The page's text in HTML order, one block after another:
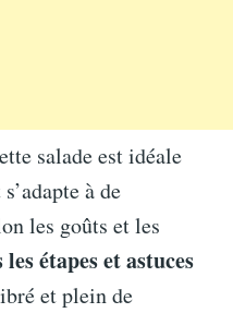
salade est idéale
à de
les goûts et les
étapes et astuces
et plein de